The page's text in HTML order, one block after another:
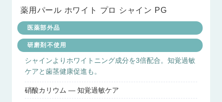
薬用パール ホワイト プロ シャイン PG
医薬部外品
研磨剤不使用
シャインよりホワイトニング成分を3倍配合。知覚過敏
ケアと歯茎健康促進も。
硝酸カリウム — 知覚過敏ケア